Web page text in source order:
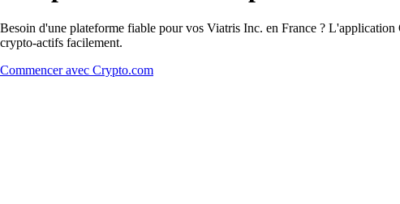
Besoin d'une plateforme fiable pour vos Viatris Inc. en France ?
crypto-actifs facilement.
Commencer avec Crypto.com